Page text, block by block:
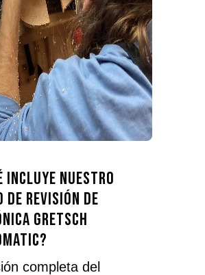
incluye nuestro
de revisión de
Gretsch
completa del